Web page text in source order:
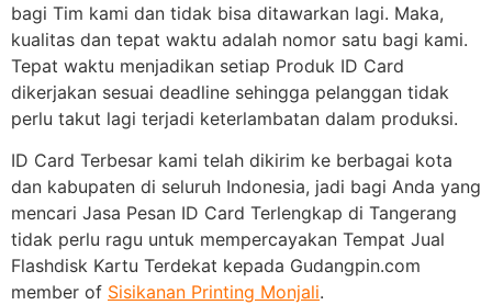
bagi Tim kami dan tidak bisa ditawarkan lagi. Maka,
kualitas dan tepat waktu adalah nomor satu bagi kami.
Tepat waktu menjadikan setiap Produk ID Card
dikerjakan sesuai deadline sehingga pelanggan tidak
perlu takut lagi terjadi keterlambatan dalam produksi.
ID Card Terbesar kami telah dikirim ke berbagai kota
dan kabupaten di seluruh Indonesia, jadi bagi Anda yang
mencari Jasa Pesan ID Card Terlengkap di Tangerang
tidak perlu ragu untuk mempercayakan Tempat Jual
Flashdisk Kartu Terdekat kepada Gudangpin.com
member of Sisikanan Printing Monjali.